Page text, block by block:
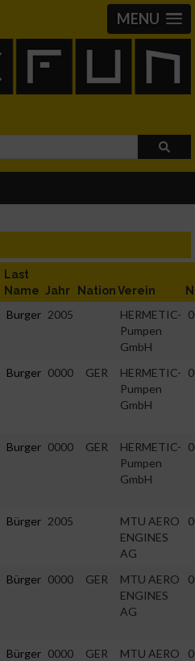
MENU
Last
Name Jahr NationVerein
Burger 2005
HERMETIC-
Pumpen
GmbH
Burger 0000 GER
HERMETIC-
Pumpen
GmbH
Burger 0000 GER
HERMETIC-
Pumpen
GmbH
Bürger 2005
MTU AERO
ENGINES
AG
Bürger 0000 GER
MTU AERO
ENGINES
AG
Bürger 0000 GER
MTU AERO